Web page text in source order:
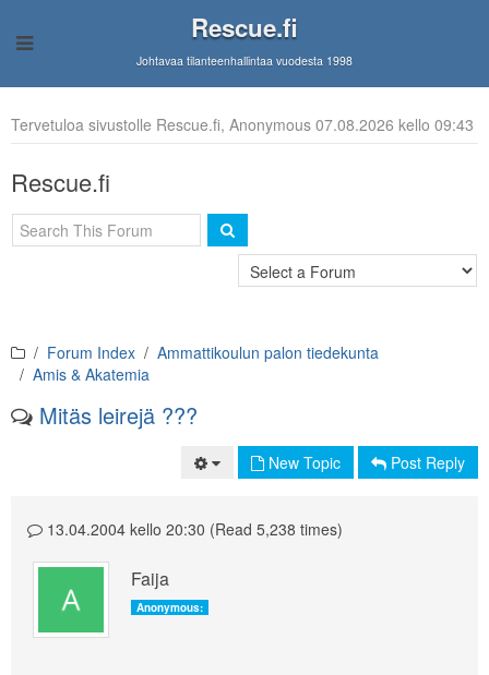
Rescue.fi
Johtavaa tilanteenhallintaa vuodesta 1998
Tervetuloa sivustolle Rescue.fi, Anonymous 07.08.2026 kello 09:43
Rescue.fi
Forum Index
Ammattikoulun palon tiedekunta
Amis & Akatemia
Mitäs leirejä ???
New Topic Post Reply
13.04.2004 kello 20:30 (Read 5,238 times)
Faija
Anonymous: